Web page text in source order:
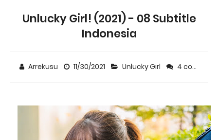
Unlucky Girl! (2021) - 08 Subtitle
Indonesia
Arrekusu 11/30/2021 Unlucky Girl 4 comments